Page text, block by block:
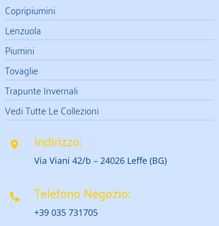
Copripiumini
Lenzuola
Piumini
Tovaglie
Trapunte Invernali
Vedi Tutte Le Collezioni
Indirizzo:
Via Viani 42/b – 24026 Leffe (BG)
Telefono Negozio:
+39 035 731705